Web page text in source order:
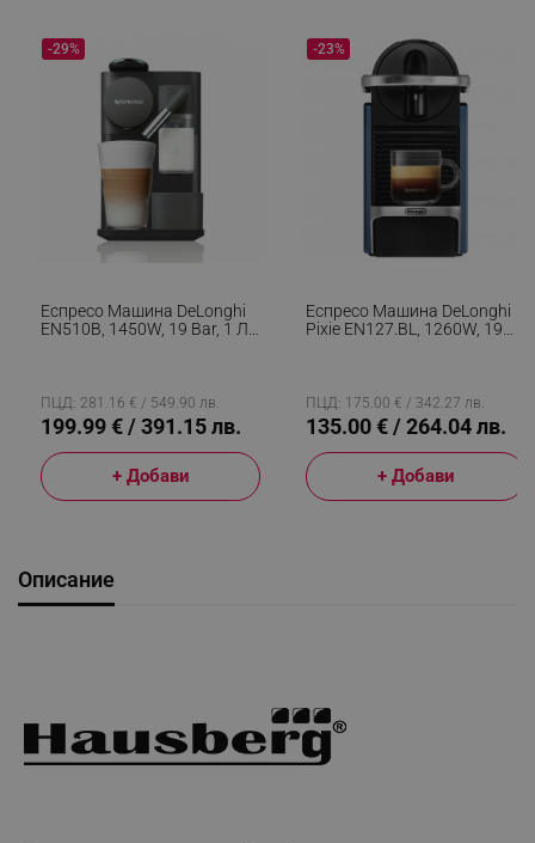
Еспресо Машина DeLonghi
EN510B, 1450W, 19 Bar, 1 Л,
-29%
ПЦД: 281.16 € / 549.90 лв.
199.99 € / 391.15 лв.
+ Добави
Еспресо Машина DeLonghi
Pixie EN127.BL, 1260W, 19
-23%
ПЦД: 175.00 € / 342.27 лв.
135.00 € / 264.04 лв.
+ Добави
Описание